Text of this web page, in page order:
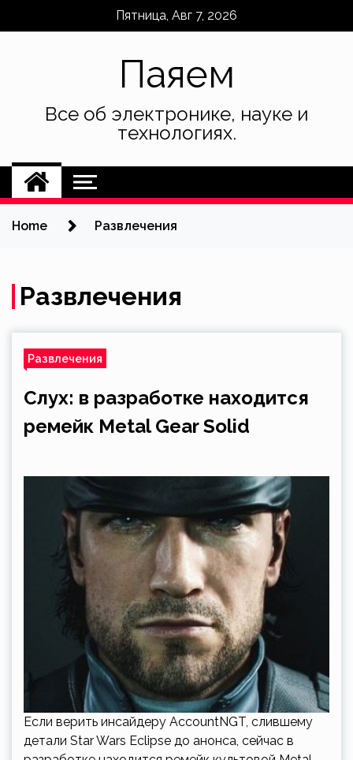
Пятница, Авг 7, 2026
Паяем
Все об электронике, науке и
технологиях.
Home Развлечения
Развлечения
Развлечения
Слух: в разработке находится
ремейк Metal Gear Solid
Если верить инсайдеру AccountNGT, слившему
детали Star Wars Eclipse до анонса, сейчас в